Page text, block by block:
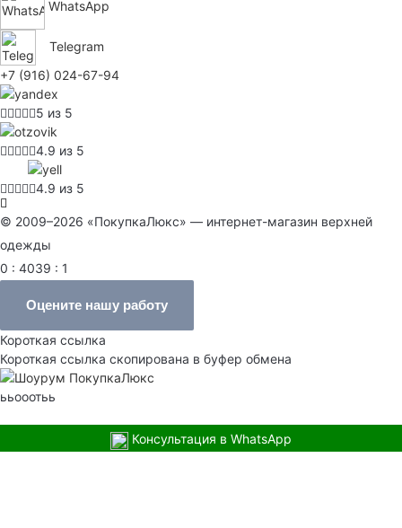
WhatsApp
Telegram
+7 (916) 024-67-94
5 из 5
4.9 из 5
4.9 из 5
© 2009–2026 «ПокупкаЛюкс» — интернет-магазин верхней
одежды
0 : 4039 : 1
Оцените нашу работу
Короткая ссылка
Короткая ссылка скопирована в буфер обмена
ььооотьь
Консультация в WhatsApp